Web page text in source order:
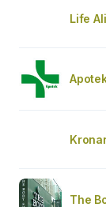
Life
The